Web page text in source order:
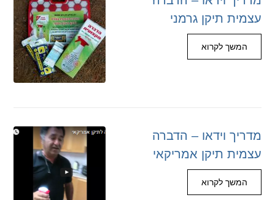
עצמית תיקן גרמני
המשך לקרוא
מדריך וידאו – הדברה
עצמית תיקן אמריקאי
המשך לקרוא